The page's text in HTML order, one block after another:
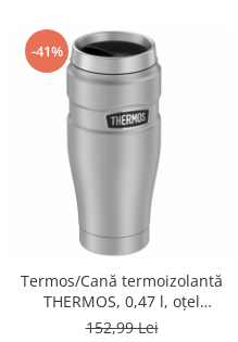
Imbracaminte barbati
Imbracaminte femei
Imbracaminte si Incaltaminte
Incaltaminte barbati
Incaltaminte femei
Ochelari de soare
Ochelari de vedere
Gaming, Carti & Birotica
Birotica & Papetarie
Console, Jocuri & Accesorii
Ingrijire personala & Cosmetice
-41%
Termos/Cană termoizolantă
THERMOS, 0,47 l, oțel
inoxidabil mat - RESIGILAT
152,99 Lei